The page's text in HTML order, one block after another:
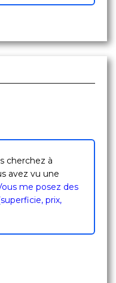
cherchez à
avez vu une
me posez des
prix,